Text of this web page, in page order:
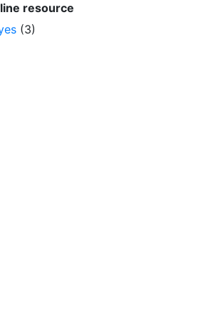
resource
(3)